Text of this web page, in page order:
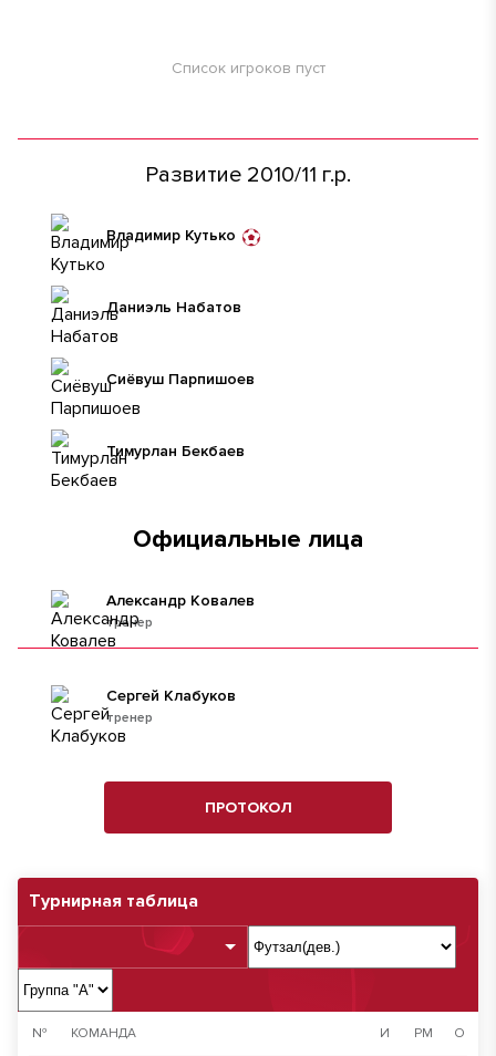
Турнирная таблица
№ КОМАНДА И РМ О
Список игроков пуст
Развитие 2010/11 г.р.
Владимир Кутько
Даниэль Набатов
Сиёвуш Парпишоев
Тимурлан Бекбаев
Официальные лица
тренер
Александр Ковалев
тренер
Сергей Клабуков
ПРОТОКОЛ